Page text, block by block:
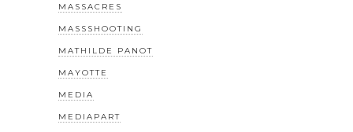
MASSACRES
MASSSHOOTING
MATHILDE PANOT
MAYOTTE
MEDIA
MEDIAPART